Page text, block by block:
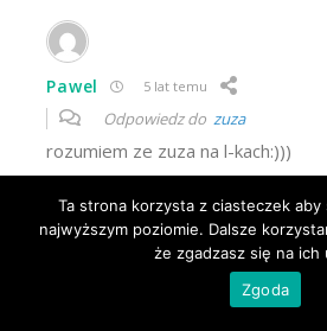
Pawel 5 lat temu
Odpowiedz dozuza
rozumiem ze zuza na l-kach:)))
Ta strona korzysta z ciasteczek aby
najwyższym poziomie. Dalsze
że zgadzasz się na ich
Zgoda